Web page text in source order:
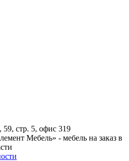
59, стр. 5, офис 319
Мебель» - мебель на заказ в